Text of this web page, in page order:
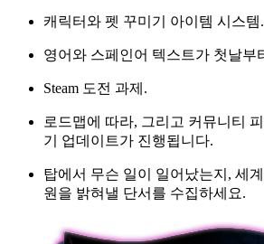
캐릭터와 펫 꾸미기 아이템 시스템.
영어와 스페인어 텍스트가 첫날부
Steam 도전 과제.
로드맵에 따라, 그리고 커뮤니티
기 업데이트가 진행됩니다.
탑에서 무슨 일이 일어났는지, 세
원을 밝혀낼 단서를 수집하세요.